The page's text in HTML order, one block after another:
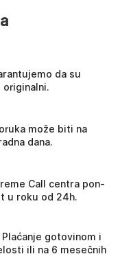
da su
originalni.
može biti na
dana.
Call centra pon-
u roku od 24h.
Plaćanje gotovinom i
ili na 6 mesečnih